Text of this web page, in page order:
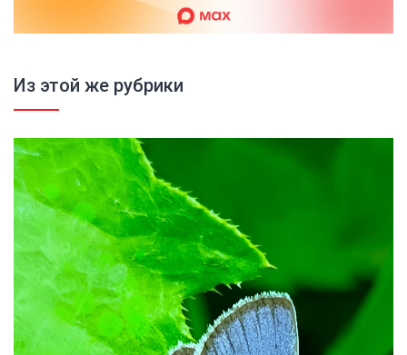
Из этой же рубрики